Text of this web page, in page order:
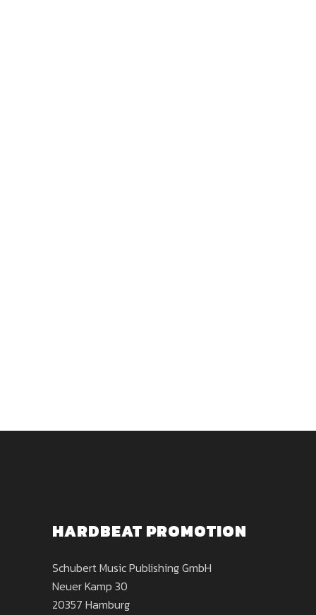
HARDBEAT PROMOTION
Schubert Music Publishing GmbH
Neuer Kamp 30
20357 Hamburg